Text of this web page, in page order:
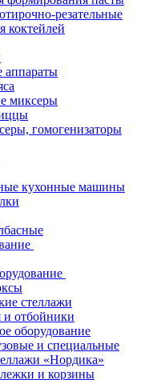
резательные
коктейлей
аппараты
миксеры
гомогенизаторы
кухонные машины
стеллажи
отбойники
оборудование
и специальные
«Нордика»
и корзины